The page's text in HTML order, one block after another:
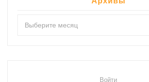
Войти